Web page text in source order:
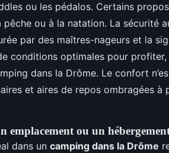
ou les pédalos. Certains
ou à la natation. La sécurité
par des maîtres-nageurs et la
conditions optimales pour
dans la Drôme. Le confort
et aires de repos ombragées à
emplacement ou un
dans un camping dans la Drôme